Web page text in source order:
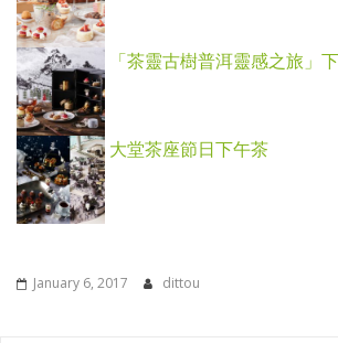
「茶靈古樹普洱靈感之旅」
大堂茶座節日下午茶
January 6, 2017 dittou